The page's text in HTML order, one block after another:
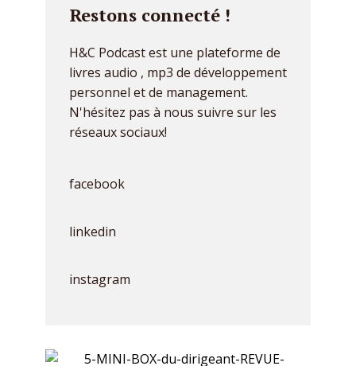
Restons connecté !
H&C Podcast est une plateforme de
livres audio , mp3 de développement
personnel et de management.
N'hésitez pas à nous suivre sur les
réseaux sociaux!
facebook
linkedin
instagram